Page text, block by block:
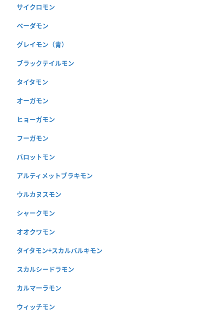
サイクロモン
ベーダモン
グレイモン（青）
ブラックテイルモン
タイタモン
オーガモン
ヒョーガモン
フーガモン
パロットモン
アルティメットブラキモン
ウルカヌスモン
シャークモン
オオクワモン
タイタモン+スカルバルキモン
スカルシードラモン
カルマーラモン
ウィッチモン